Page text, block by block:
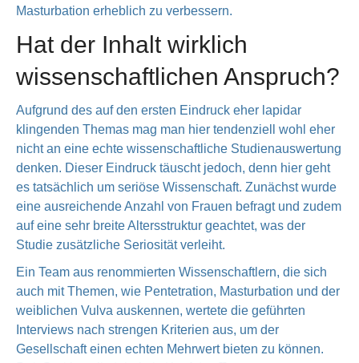
Masturbation erheblich zu verbessern.
Hat der Inhalt wirklich
wissenschaftlichen Anspruch?
Aufgrund des auf den ersten Eindruck eher lapidar
klingenden Themas mag man hier tendenziell wohl eher
nicht an eine echte wissenschaftliche Studienauswertung
denken. Dieser Eindruck täuscht jedoch, denn hier geht
es tatsächlich um seriöse Wissenschaft. Zunächst wurde
eine ausreichende Anzahl von Frauen befragt und zudem
auf eine sehr breite Altersstruktur geachtet, was der
Studie zusätzliche Seriosität verleiht.
Ein Team aus renommierten Wissenschaftlern, die sich
auch mit Themen, wie Pentetration, Masturbation und der
weiblichen Vulva auskennen, wertete die geführten
Interviews nach strengen Kriterien aus, um der
Gesellschaft einen echten Mehrwert bieten zu können.